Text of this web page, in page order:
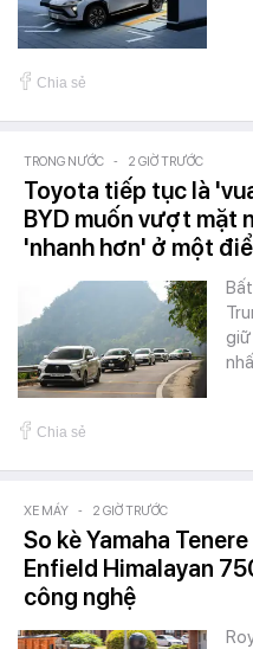
Chia sẻ
TRONG NƯỚC - 2 GIỜ TRƯỚC
Toyota tiếp tục là
BYD muốn vượt mặt
'nhanh hơn' ở một
Chia sẻ
XE MÁY - 2 GIỜ TRƯỚC
So kè Yamaha
Enfield Himalayan
công nghệ